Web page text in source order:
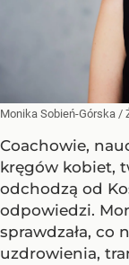
Monika Sobień-Górska /
Coachowie,
kręgów kobiet,
odchodzą od
odpowiedzi.
sprawdzała, co
uzdrowienia,